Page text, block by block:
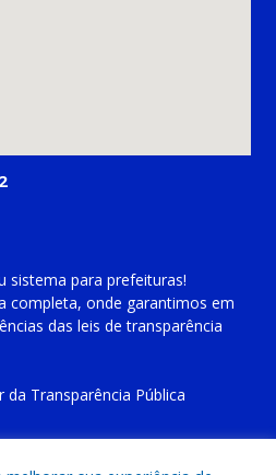
sistema para prefeituras!
completa, onde garantimos em
das leis de transparência
da Transparência Pública